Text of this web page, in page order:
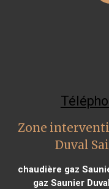
Zone
Duval
chaudière gaz
gaz Saunier